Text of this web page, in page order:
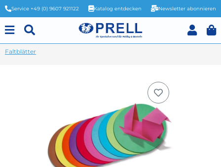
Service +49 (0) 9607 921122 Katalog entdecken Newsletter abonnieren
Faltblätter